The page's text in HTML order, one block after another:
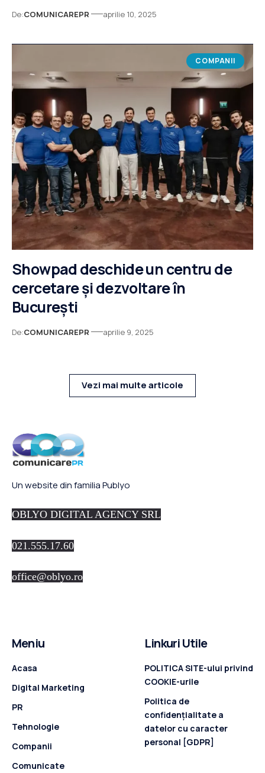
De:COMUNICAREPR aprilie 10, 2025
COMPANII
Showpad deschide un centru de
cercetare și dezvoltare în
București
De:COMUNICAREPR aprilie 9, 2025
Vezi mai multe articole
Un website din familia Publyo
OBLYO DIGITAL AGENCY SRL
021.555.17.60
office@oblyo.ro
Meniu
Acasa
Digital Marketing
PR
Tehnologie
Companii
Comunicate
Linkuri Utile
POLITICA SITE-ului privind
COOKIE-urile
Politica de
confidenţialitate a
datelor cu caracter
personal [GDPR]